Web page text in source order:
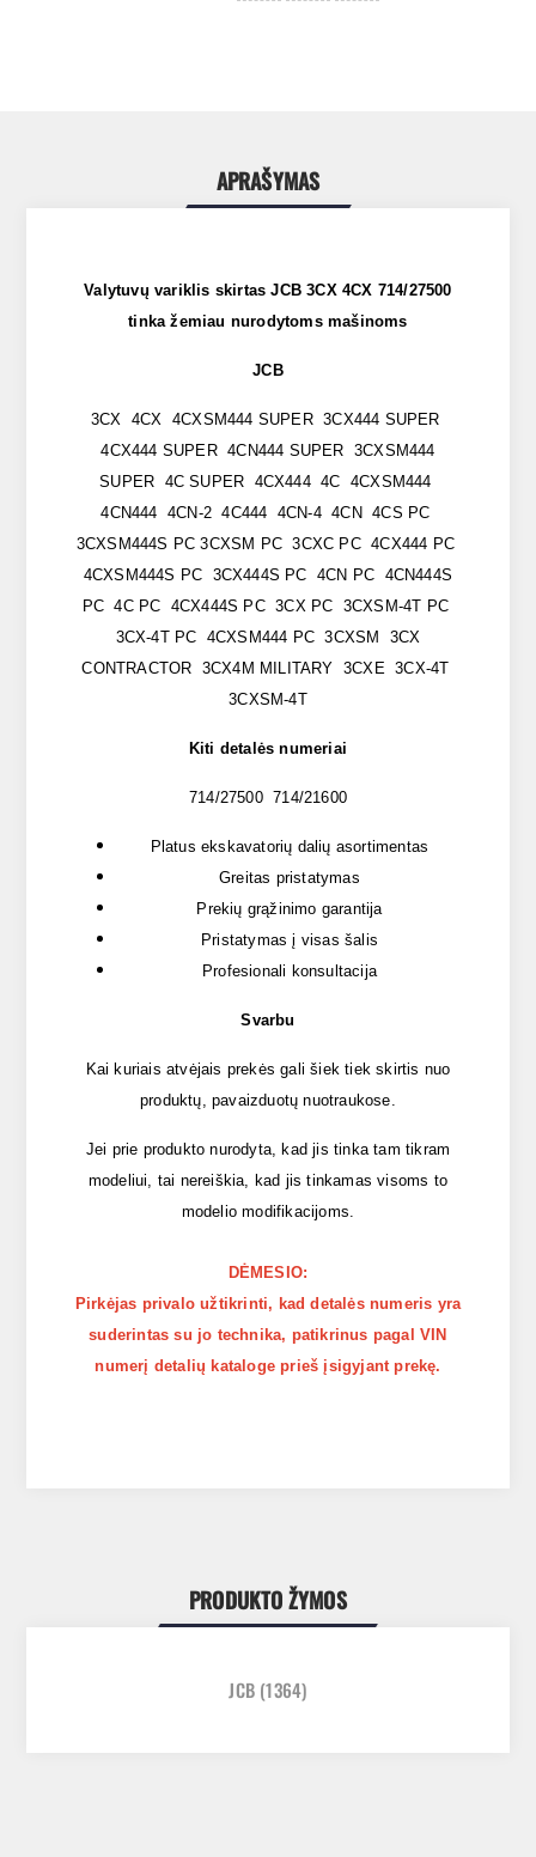
APRAŠYMAS
Valytuvų variklis skirtas JCB 3CX 4CX 714/27500
tinka žemiau nurodytoms mašinoms
JCB
3CX 4CX 4CXSM444 SUPER 3CX444 SUPER
4CX444 SUPER 4CN444 SUPER 3CXSM444
SUPER 4C SUPER 4CX444 4C 4CXSM444
4CN444 4CN-2 4C444 4CN-4 4CN 4CS PC
3CXSM444S PC 3CXSM PC 3CXC PC 4CX444 PC
4CXSM444S PC 3CX444S PC 4CN PC 4CN444S
PC 4C PC 4CX444S PC 3CX PC 3CXSM-4T PC
3CX-4T PC 4CXSM444 PC 3CXSM 3CX
CONTRACTOR 3CX4M MILITARY 3CXE 3CX-4T
3CXSM-4T
Kiti detalės numeriai
714/27500 714/21600
Platus ekskavatorių dalių asortimentas
Greitas pristatymas
Prekių grąžinimo garantija
Pristatymas į visas šalis
Profesionali konsultacija
Svarbu
Kai kuriais atvėjais prekės gali šiek tiek skirtis nuo
produktų, pavaizduotų nuotraukose.
Jei prie produkto nurodyta, kad jis tinka tam tikram
modeliui, tai nereiškia, kad jis tinkamas visoms to
modelio modifikacijoms.
DĖMESIO:
Pirkėjas privalo užtikrinti, kad detalės numeris yra
suderintas su jo technika, patikrinus pagal VIN
numerį detalių kataloge prieš įsigyjant prekę.
PRODUKTO ŽYMOS
JCB (1364)